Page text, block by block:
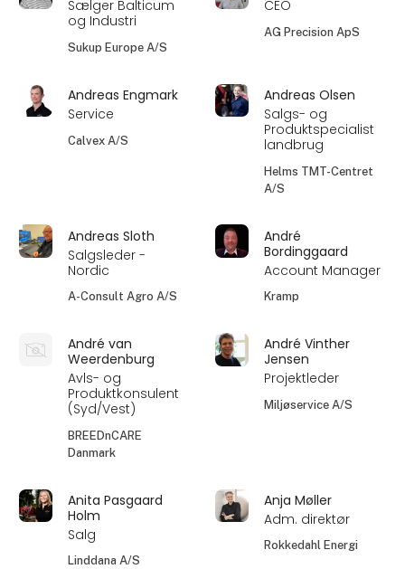
Sælger Balticum
og Industri
Sukup Europe A/S
CEO
AG Precision ApS
Andreas Engmark
Service
Calvex A/S
Andreas Olsen
Salgs- og
Produktspecialist
landbrug
Helms TMT-Centret
A/S
Andreas Sloth
Salgsleder -
Nordic
A-Consult Agro A/S
André
Bordinggaard
Account Manager
Kramp
André van
Weerdenburg
Avls- og
Produktkonsulent
(Syd/Vest)
BREEDnCARE
Danmark
André Vinther
Jensen
Projektleder
Miljøservice A/S
Anita Pasgaard
Holm
Salg
Linddana A/S
Anja Møller
Adm. direktør
Rokkedahl Energi